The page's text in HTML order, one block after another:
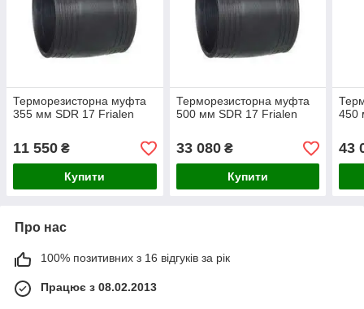
Терморезисторна муфта
355 мм SDR 17 Frialen
11 550 ₴
Купити
Терморезисторна муфта
500 мм SDR 17 Frialen
33 080₴
Купити
450
43
Про нас
100% позитивних з 16 відгуків за рік
Працює з 08.02.2013